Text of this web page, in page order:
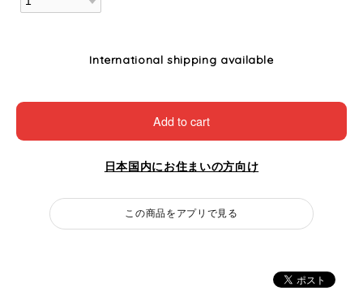
International shipping available
Add to cart
日本国内にお住まいの方向け
この商品をアプリで見る